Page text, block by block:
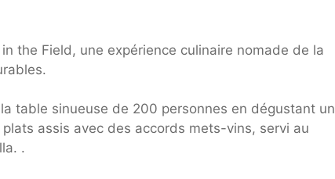
the Field, une expérience culinaire nomade de la
table sinueuse de 200 personnes en dégustant un
assis avec des accords mets-vins, servi au
.